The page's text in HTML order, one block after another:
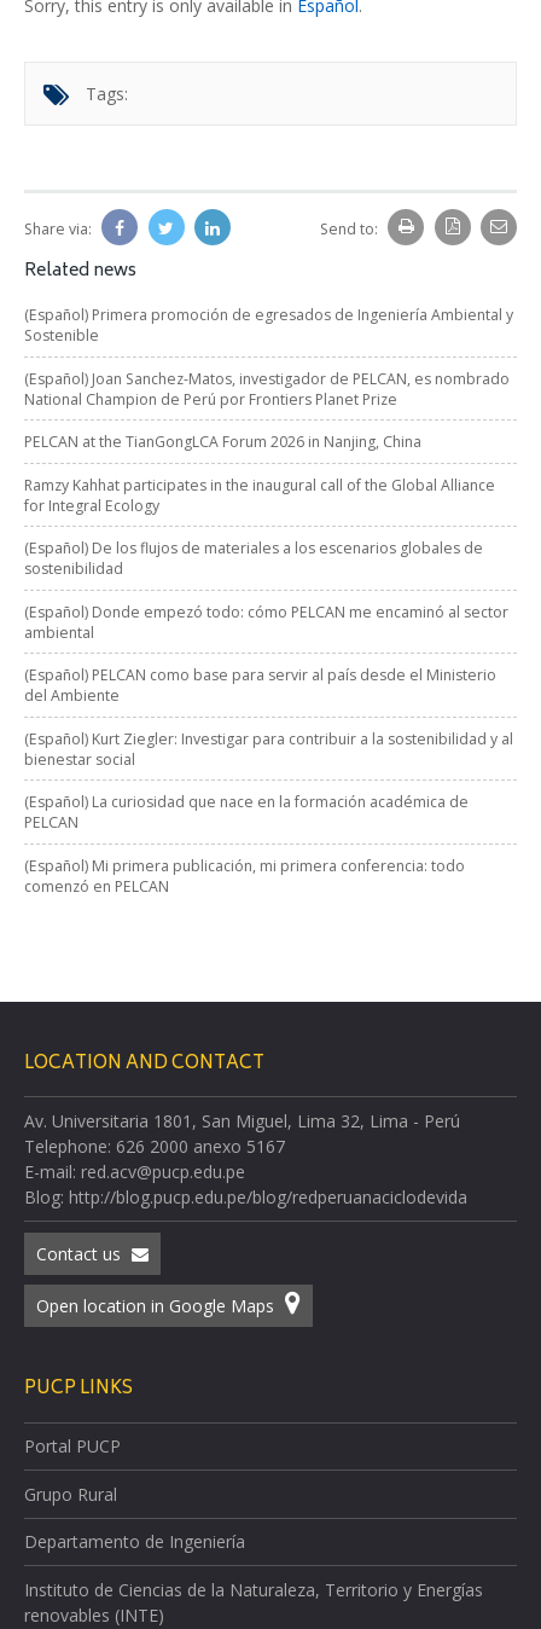
Sorry, this entry is only available in Español.
Tags:
Share via: Send to:
Related news
(Español) Primera promoción de egresados de Ingeniería Ambiental y
Sostenible
(Español) Joan Sanchez-Matos, investigador de PELCAN, es nombrado
National Champion de Perú por Frontiers Planet Prize
PELCAN at the TianGongLCA Forum 2026 in Nanjing, China
Ramzy Kahhat participates in the inaugural call of the Global Alliance
for Integral Ecology
(Español) De los flujos de materiales a los escenarios globales de
sostenibilidad
(Español) Donde empezó todo: cómo PELCAN me encaminó al sector
ambiental
(Español) PELCAN como base para servir al país desde el Ministerio
del Ambiente
(Español) Kurt Ziegler: Investigar para contribuir a la sostenibilidad y al
bienestar social
(Español) La curiosidad que nace en la formación académica de
PELCAN
(Español) Mi primera publicación, mi primera conferencia: todo
comenzó en PELCAN
LOCATION AND CONTACT
Av. Universitaria 1801, San Miguel, Lima 32, Lima - Perú
Telephone: 626 2000 anexo 5167
E-mail: red.acv@pucp.edu.pe
Blog: http://blog.pucp.edu.pe/blog/redperuanaciclodevida
Contact us
Open location in Google Maps
PUCP LINKS
Portal PUCP
Grupo Rural
Departamento de Ingeniería
Instituto de Ciencias de la Naturaleza, Territorio y Energías
renovables (INTE)